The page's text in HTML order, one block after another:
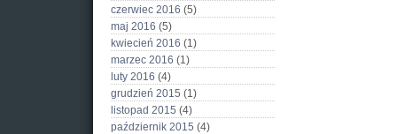
czerwiec 2016 (5)
maj 2016 (5)
kwiecień 2016 (1)
marzec 2016 (1)
luty 2016 (4)
grudzień 2015 (1)
listopad 2015 (4)
październik 2015 (4)